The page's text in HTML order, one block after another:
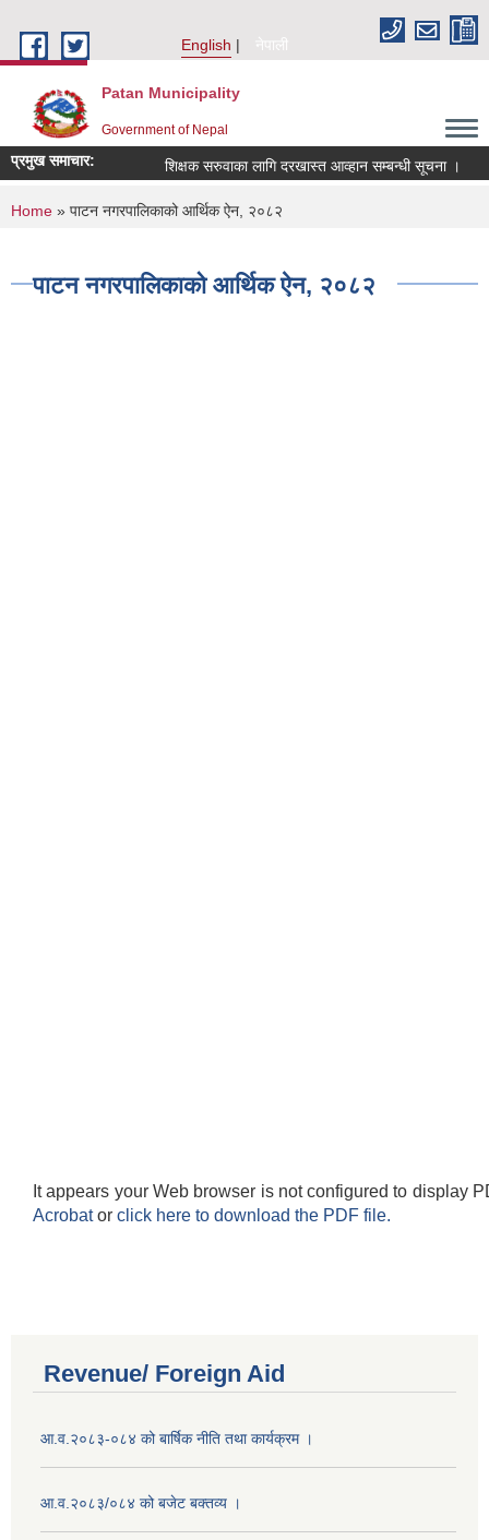
English
नेपाली
Patan Municipality
Government of Nepal
प्रमुख समाचार: शिक्षक सरुवाका लागि दरखास्त आव्हान सम्बन्धी सूचना ।
You are here
Home » पाटन नगरपालिकाको आर्थिक ऐन, २०८२
पाटन नगरपालिकाको आर्थिक ऐन, २०८२
It appears your Web browser is not configured to display
Acrobator click here to download the PDF file.
Revenue/ Foreign Aid
आ.व.२०८३-०८४ को बार्षिक नीति तथा कार्यक्रम ।
आ.व.२०८३/०८४ को बजेट बक्तव्य ।